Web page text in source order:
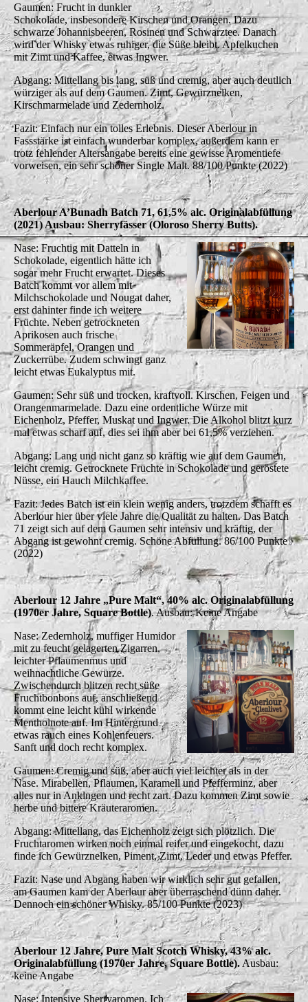
Gaumen: Frucht in dunkler
Schokolade, insbesondere Kirschen und Orangen. Dazu
schwarze Johannisbeeren, Rosinen und Schwarztee. Danach
wird der Whisky etwas ruhiger, die Süße bleibt. Apfelkuchen
mit Zimt und Kaffee, etwas Ingwer.
Abgang: Mittellang bis lang, süß und cremig, aber auch deutlich
würziger als auf dem Gaumen. Zimt, Gewürznelken,
Kirschmarmelade und Zedernholz.
Fazit: Einfach nur ein tolles Erlebnis. Dieser Aberlour in
Fassstärke ist einfach wunderbar komplex, außerdem kann er
trotz fehlender Altersangabe bereits eine gewisse Aromentiefe
vorweisen, ein sehr schöner Single Malt. 88/100 Punkte (2022)
Aberlour A’Bunadh Batch 71, 61,5% alc. Originalabfüllung
(2021) Ausbau: Sherryfässer (Oloroso Sherry Butts).
Nase: Fruchtig mit Datteln in
Schokolade, eigentlich hätte ich
sogar mehr Frucht erwartet. Dieses
Batch kommt vor allem mit
Milchschokolade und Nougat daher,
erst dahinter finde ich weitere
Früchte. Neben getrockneten
Aprikosen auch frische
Sommeräpfel, Orangen und
Zuckerrübe. Zudem schwingt ganz
leicht etwas Eukalyptus mit.
Gaumen: Sehr süß und trocken, kraftvoll. Kirschen, Feigen und
Orangenmarmelade. Dazu eine ordentliche Würze mit
Eichenholz, Pfeffer, Muskat und Ingwer. Die Alkohol blitzt kurz
mal etwas scharf auf, dies sei ihm aber bei 61,5% verziehen.
Abgang: Lang und nicht ganz so kräftig wie auf dem Gaumen,
leicht cremig. Getrocknete Früchte in Schokolade und geröstete
Nüsse, ein Hauch Milchkaffee.
Fazit: Jedes Batch ist ein klein wenig anders, trotzdem schafft es
Aberlour hier über viele Jahre die Qualität zu halten. Das Batch
71 zeigt sich auf dem Gaumen sehr intensiv und kräftig, der
Abgang ist gewohnt cremig. Schöne Abfüllung. 86/100 Punkte
(2022)
Aberlour 12 Jahre „Pure Malt“, 40% alc. Originalabfüllung
(1970er Jahre, Square Bottle). Ausbau: Keine Angabe
Nase: Zedernholz, muffiger Humidor
mit zu feucht gelagerten Zigarren,
leichter Pflaumenmus und
weihnachtliche Gewürze.
Zwischendurch blitzen recht süße
Fruchtbonbons auf, anschließend
kommt eine leicht kühl wirkende
Mentholnote auf. Im Hintergrund
etwas rauch eines Kohlenfeuers.
Sanft und doch recht komplex.
Gaumen: Cremig und süß, aber auch viel leichter als in der
Nase. Mirabellen, Pflaumen, Karamell und Pfefferminz, aber
alles nur in Anklngen und recht zart. Dazu kommen Zimt sowie
herbe und bittere Kräuteraromen.
Abgang: Mittellang, das Eichenholz zeigt sich plötzlich. Die
Fruchtaromen wirken noch einmal reifer und eingekocht, dazu
finde ich Gewürznelken, Piment, Zimt, Leder und etwas Pfeffer.
Fazit: Nase und Abgang haben wir wirklich sehr gut gefallen,
am Gaumen kam der Aberlour aber überraschend dünn daher.
Dennoch ein schöner Whisky. 85/100 Punkte (2023)
Aberlour 12 Jahre, Pure Malt Scotch Whisky, 43% alc.
Originalabfüllung (1970er Jahre, Square Bottle). Ausbau:
keine Angabe
Nase: Intensive Sherryaromen. Ich